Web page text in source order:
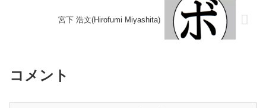
宮下 浩文(Hirofumi Miyashita)
コメント